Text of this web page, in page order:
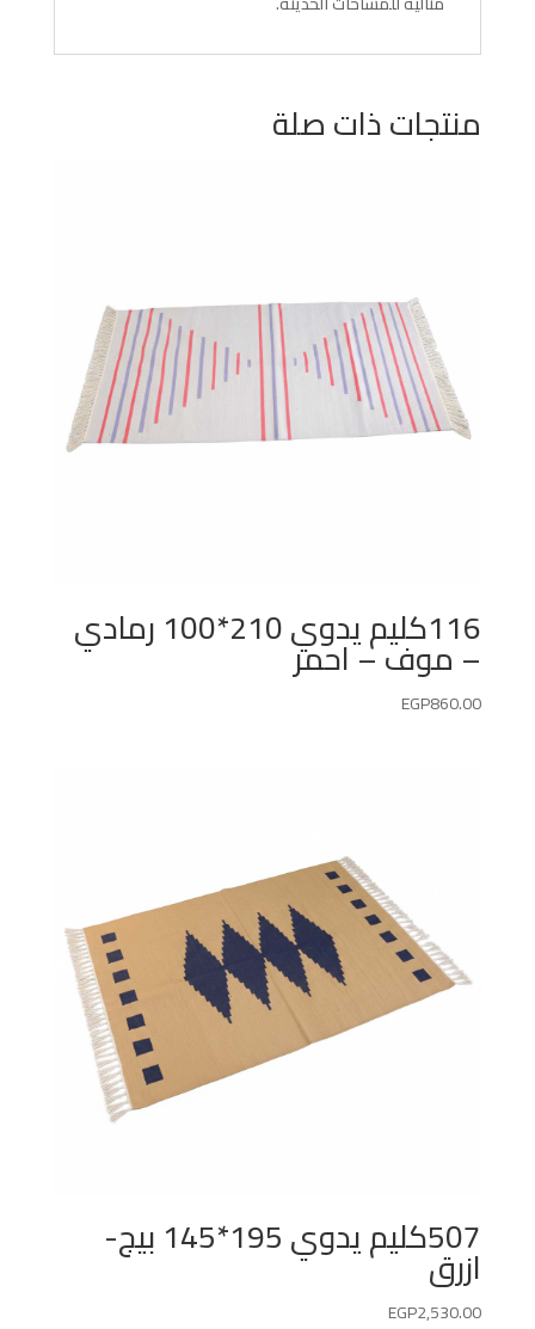
منتجات ذات صلة
116كليم يدوي 210*100 رمادي
– موف – احمر
EGP860.00
507كليم يدوي 195*145 بيج-
ازرق
EGP2,530.00